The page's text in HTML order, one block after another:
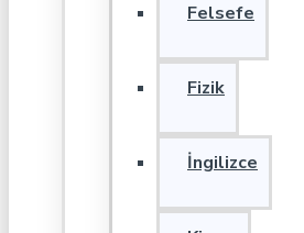
Felsefe
Fizik
İngilizce